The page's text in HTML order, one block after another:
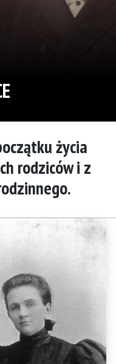
życia
rodziców i z